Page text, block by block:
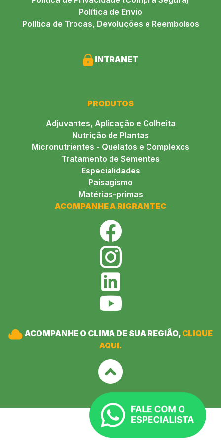
Política de Envio
Política de Trocas, Devoluções e Reembolsos
INTRANET
PRODUTOS
Adjuvantes, Aplicação e Colheita
Nutrição de Plantas
Micronutrientes - Quelatos e Complexos
Tratamento de Sementes
Especialidades
Paisagismo
Matérias-primas
ACOMPANHE A RIGRANTEC
ACOMPANHE O CLIMA DE SUA REGIÃO, CLIQUE
AQUI.